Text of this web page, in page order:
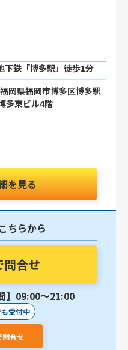
下鉄「博多駅」徒歩1分
岡県福岡市博多区博多駅
多東ビル4階
を見る
ちらから
問合せ
】09:00〜21:00
受付中
問合せ